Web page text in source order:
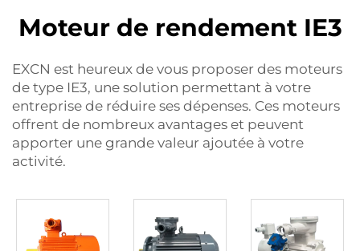
Moteur de rendement IE3
EXCN est heureux de vous proposer des moteurs
de type IE3, une solution permettant à votre
entreprise de réduire ses dépenses. Ces moteurs
offrent de nombreux avantages et peuvent
apporter une grande valeur ajoutée à votre
activité.